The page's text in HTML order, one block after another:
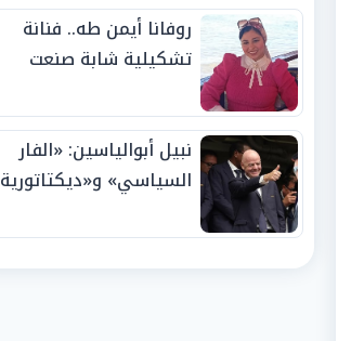
روفانا أيمن طه.. فنانة
تشكيلية شابة صنعت
الجوائز منذ الصغر
نبيل أبوالياسين: «الفار
السياسي» و«ديكتاتورية
الفيفا».. وإقالة